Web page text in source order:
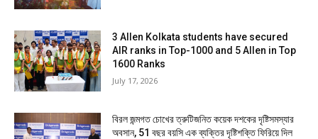
3 Allen Kolkata students have secured
AIR ranks in Top-1000 and 5 Allen in Top
1600 Ranks
July 17, 2026
বিরল জন্মগত চোখের ত্রুটিজনিত কয়েক দশকের দৃষ্টিসমস্যার
অবসান, 51 বছর বয়সি এক ব্যক্তির দৃষ্টিশক্তি ফিরিয়ে দিল